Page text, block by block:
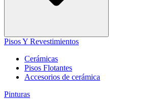
Pisos Y Revestimientos
Cerámicas
Pisos Flotantes
Accesorios de cerámica
Pinturas